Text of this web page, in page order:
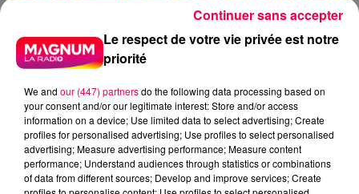
Le respect de votre vie privée est notre
priorité
We and our (447) partnersdo the following data processing based on
your consent and/or our legitimate interest: Store and/or access
information on a device; Use limited data to select advertising; Create
profiles for personalised advertising; Use profiles to select personalised
advertising; Measure advertising performance; Measure content
performance; Understand audiences through statistics or combinations
of data from different sources; Develop and improve services; Create
Continuer sans accepter